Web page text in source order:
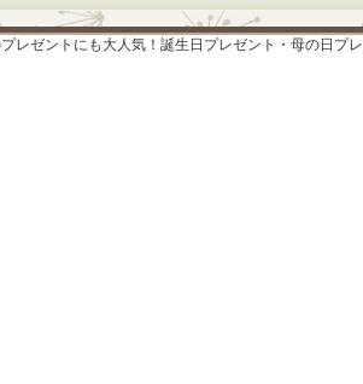
レゼントにも大人気！誕生日プレゼント・母の日プ